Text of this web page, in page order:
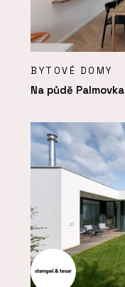
BYTOVÉ DOMY
Na půdě Palmovka